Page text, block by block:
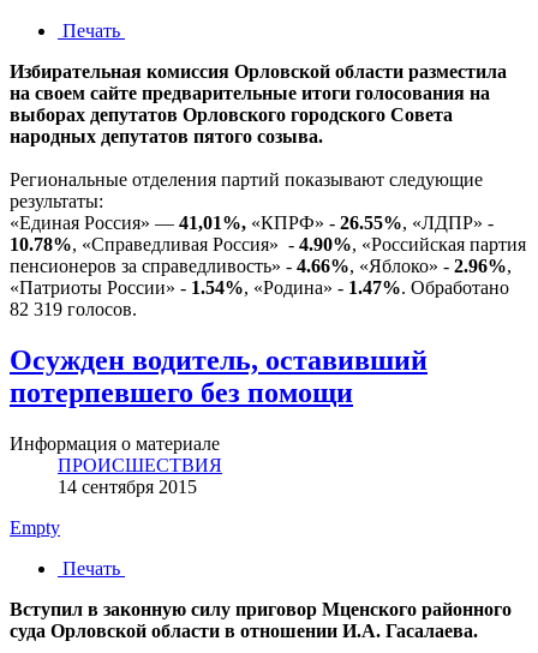
Печать
Избирательная комиссия Орловской области разместила
на своем сайте предварительные итоги голосования на
выборах депутатов Орловского городского Совета
народных депутатов пятого созыва.
Региональные отделения партий показывают следующие
результаты:
«Единая Россия» — 41,01%, «КПРФ» - 26.55%, «ЛДПР» -
10.78%, «Справедливая Россия» - 4.90%, «Российская партия
пенсионеров за справедливость» - 4.66%, «Яблоко» - 2.96%,
«Патриоты России» - 1.54%, «Родина» - 1.47%. Обработано
82 319 голосов.
Осужден водитель, оставивший
потерпевшего без помощи
Информация о материале
ПРОИСШЕСТВИЯ
14 сентября 2015
Empty
Печать
Вступил в законную силу приговор Мценского районного
суда Орловской области в отношении И.А. Гасалаева.